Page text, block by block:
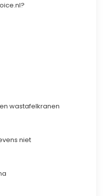
wastafelkranen
niet